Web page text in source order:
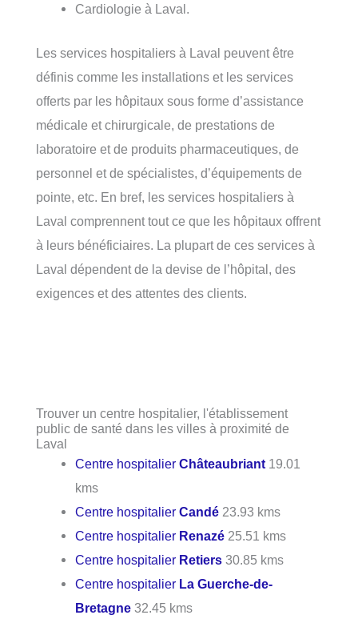
Cardiologie à Laval.
Les services hospitaliers à Laval peuvent être
définis comme les installations et les services
offerts par les hôpitaux sous forme d’assistance
médicale et chirurgicale, de prestations de
laboratoire et de produits pharmaceutiques, de
personnel et de spécialistes, d’équipements de
pointe, etc. En bref, les services hospitaliers à
Laval comprennent tout ce que les hôpitaux offrent
à leurs bénéficiaires. La plupart de ces services à
Laval dépendent de la devise de l’hôpital, des
exigences et des attentes des clients.
Trouver un centre hospitalier, l'établissement
public de santé dans les villes à proximité de
Laval
Centre hospitalierChâteaubriant 19.01
kms
Centre hospitalierCandé 23.93 kms
Centre hospitalier Renazé 25.51 kms
Centre hospitalier Retiers 30.85 kms
Centre hospitalier La Guerche-de-
Bretagne 32.45 kms